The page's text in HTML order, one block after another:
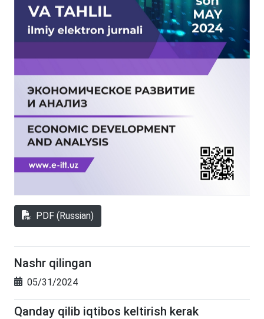
PDF (Russian)
Nashr qilingan
05/31/2024
Qanday qilib iqtibos keltirish kerak